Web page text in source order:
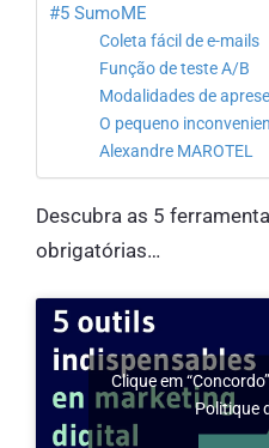
#5 SumoME
Coleta fácil de e-mails
Função de teste A/B
Modalidades de
O pequeno
Alexandre MAROTEL
Descubra as 5
obrigatórias…
Clique em
Politique